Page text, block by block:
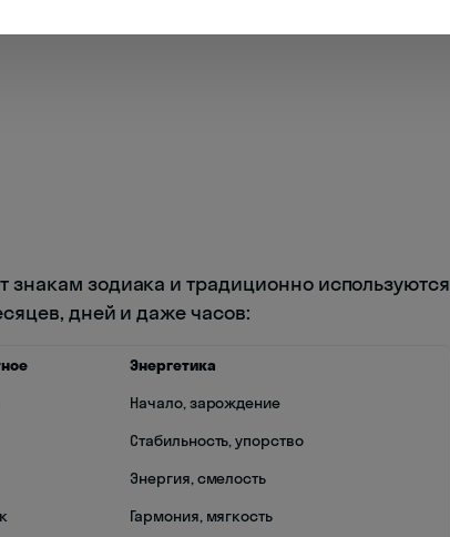
знакам зодиака и традиционно используются
дней и даже часов:
Энергетика
Начало, зарождение
Стабильность, упорство
Энергия, смелость
Гармония, мягкость